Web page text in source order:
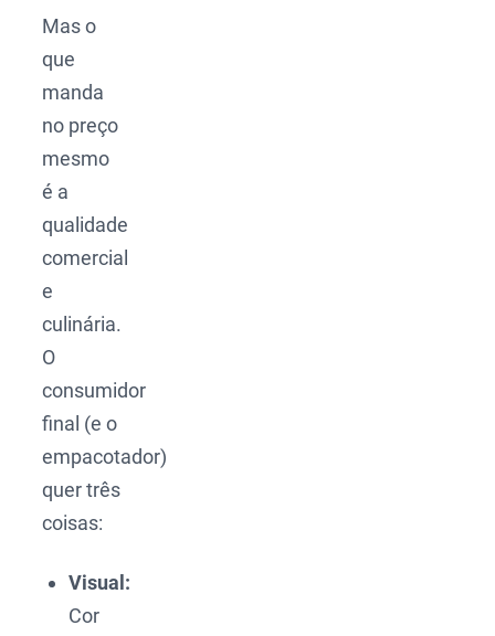
Mas o
que
manda
no preço
mesmo
é a
qualidade
comercial
e
culinária.
O
consumidor
final (e o
empacotador)
quer três
coisas:
Visual:
Cor